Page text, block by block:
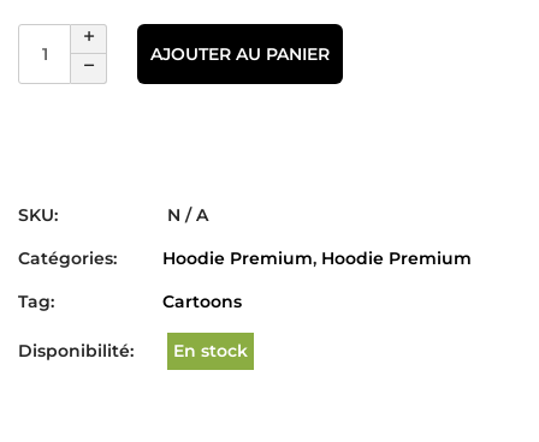
AJOUTER AU PANIER
SKU:
N / A
Catégories:
Hoodie Premium, Hoodie Premium
Tag:
Cartoons
Disponibilité: En stock